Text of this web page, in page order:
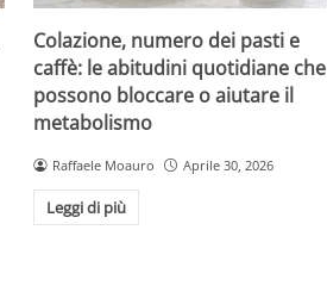
Colazione, numero dei pasti e
caffè: le abitudini quotidiane che
possono bloccare o aiutare il
metabolismo
Raffaele Moauro Aprile 30, 2026
Leggi di più